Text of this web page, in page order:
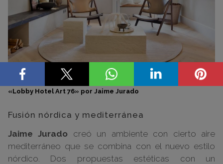
«Lobby Hotel Art 76» por Jaime Jurado
Fusión nórdica y mediterránea
Jaime Jurado creó un ambiente con cierto aire
mediterráneo que se combina con el nuevo estilo
nórdico. Dos propuestas estéticas con un